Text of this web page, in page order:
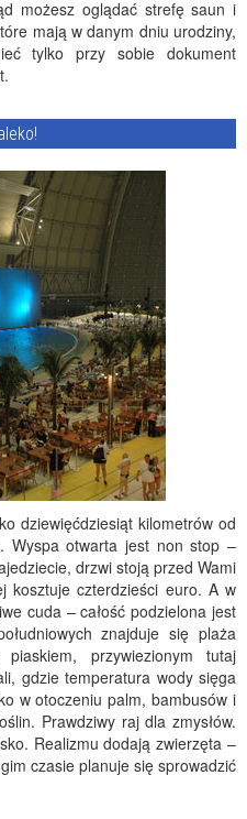
możesz oglądać strefę saun i
mają w danym dniu urodziny,
tylko przy sobie dokument
dziewięćdziesiąt kilometrów od
Wyspa otwarta jest non stop –
drzwi stoją przed Wami
kosztuje czterdzieści euro. A w
cuda – całość podzielona jest
znajduje się plaża
piaskiem, przywiezionym tutaj
gdzie temperatura wody sięga
w otoczeniu palm, bambusów i
Prawdziwy raj dla zmysłów.
Realizmu dodają zwierzęta –
czasie planuje się sprowadzić